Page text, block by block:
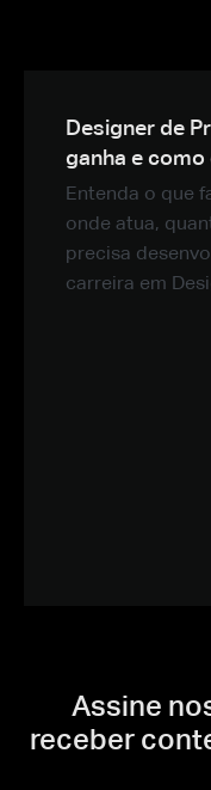
Designer de
ganha e como
Entenda o que
onde atua,
precisa
carreira em
Assine
receber